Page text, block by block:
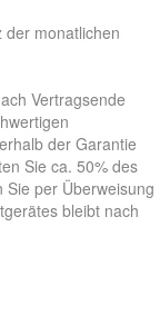
der monatlichen
Vertragsende
der Garantie
Sie ca. 50% des
per Überweisung
bleibt nach